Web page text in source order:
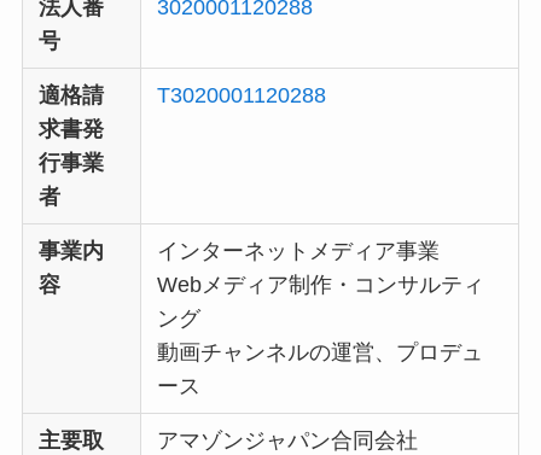
法人番
号
3020001120288
適格請
求書発
行事業
者
T3020001120288
事業内
容
インターネットメディア事業
Webメディア制作・コンサルティ
ング
動画チャンネルの運営、プロデュ
ース
主要取
アマゾンジャパン合同会社